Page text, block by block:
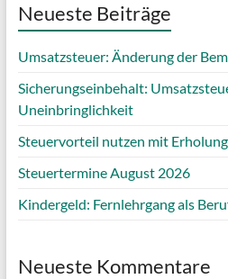
Neueste Beiträge
Umsatzsteuer: Änderung der
Sicherungseinbehalt:
Uneinbringlichkeit
Steuervorteil nutzen mit
Steuertermine August 2026
Kindergeld: Fernlehrgang als
Neueste Kommentare